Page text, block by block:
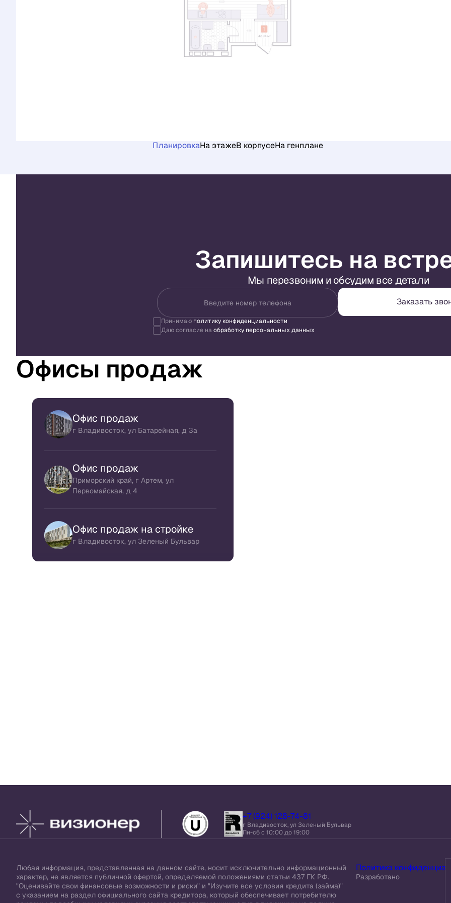
ПланировкаНа этажеВ корпусеНа генплане
Запишитесь на
Мы перезвоним и обсудим все детали
Введите номер телефона Заказать
Принимаю политику конфиденциальности
Даю согласие наобработку персональных данных
Офисы продаж
Офис продаж
г Владивосток, ул Батарейная, д 3а
Офис продаж
Приморский край, г Артем, ул
Первомайская, д 4
Офис продаж на стройке
г Владивосток, ул Зеленый Бульвар
+7 (924) 128-74-81
г Владивосток, ул Зеленый Бульвар
Пн-сб c 10:00 до 19:00
Любая информация, представленная на данном сайте, носит исключительно информационный
характер, не является публичной офертой, определяемой положениями статьи 437 ГК РФ.
"Оценивайте свои финансовые возможности и риски" и "Изучите все условия кредита (займа)"
с указанием на раздел официального сайта кредитора, который обеспечивает потребителю
Политика
Разработано